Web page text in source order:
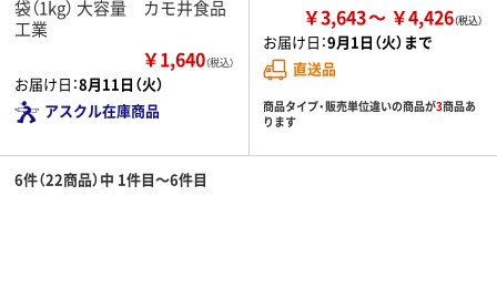
袋（1kg） 大容量 カモ井食品
工業
￥1,640（税込）
お届け日：8月11日（火）
アスクル在庫商品
￥3,643 ￥4,426
お届け日：9月1日（火）まで
直送品
商品タイプ・販売単位違いの商品が3商品あ
ります
6件（22商品）中 1件目～6件目